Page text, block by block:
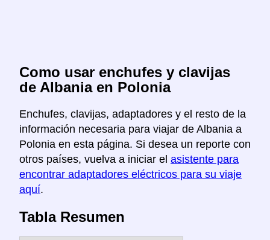
Como usar enchufes y clavijas
de Albania en Polonia
Enchufes, clavijas, adaptadores y el resto de la
información necesaria para viajar de Albania a
Polonia en esta página. Si desea un reporte con
otros países, vuelva a iniciar el asistente para
encontrar adaptadores eléctricos para su viaje
aquí.
Tabla Resumen